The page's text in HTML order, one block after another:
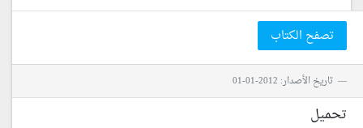
تصفح الكتاب
تاريخ الأصدار: 2012-01-01
تحميل